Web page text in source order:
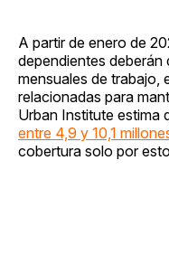
A partir de enero de
dependientes
mensuales de trabajo,
relacionadas para
Urban Institute estima
entre 4,9 y 10,1
cobertura solo por